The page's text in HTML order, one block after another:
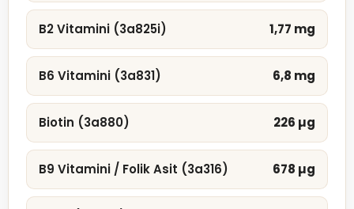
B2 Vitamini (3a825i) 1,77 mg
B6 Vitamini (3a831) 6,8 mg
Biotin (3a880) 226 µg
B9 Vitamini / Folik Asit (3a316) 678 µg